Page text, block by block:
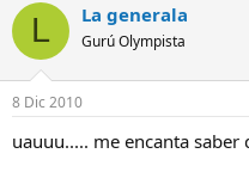
L La generala
Gurú Olympista
8 Dic 2010
uauuu..... me encanta